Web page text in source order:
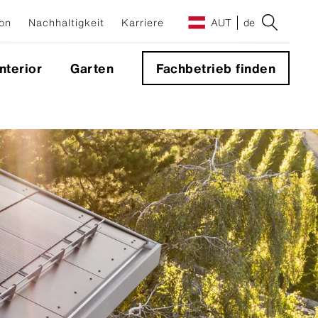
Nachhaltigkeit Karriere AUT de
Garten Fachbetrieb finden